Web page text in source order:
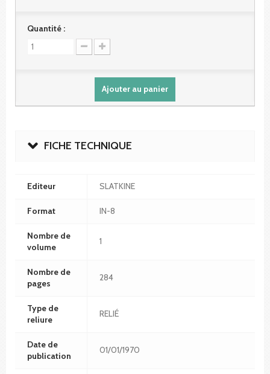
Quantité :
Ajouter au panier
FICHE TECHNIQUE
Editeur SLATKINE
Format IN-8
Nombre de
volume
1
Nombre de
pages
284
Type de
reliure
RELIÉ
Date de
publication
01/01/1970